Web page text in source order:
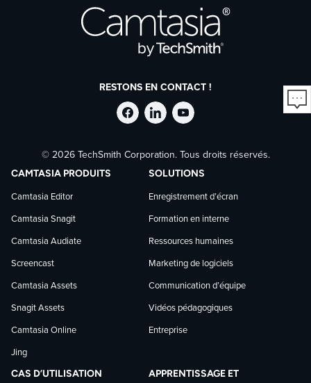
RESTONS EN CONTACT !
Suivre
TechSmith
sur
Facebook
Suivre
TechSmith
sur
LinkedIn
Suivre
TechSmith
sur
YouTube
© 2026 TechSmith Corporation. Tous droits réservés.
CAMTASIA PRODUITS
Camtasia Editor
Camtasia Snagit
Camtasia Audiate
Screencast
Camtasia Assets
Snagit Assets
Camtasia Online
Jing
SOLUTIONS
Enregistrement d’écran
Formation en interne
Ressources humaines
Marketing de logiciels
Communication d’équipe
Vidéos pédagogiques
Entreprise
CAS D’UTILISATION
APPRENTISSAGE ET